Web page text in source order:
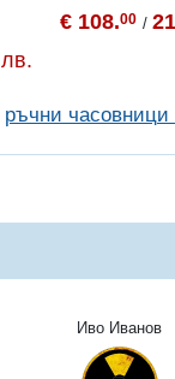
лв.
€ 108.00 /
ръчни часовници
Иво Иванов